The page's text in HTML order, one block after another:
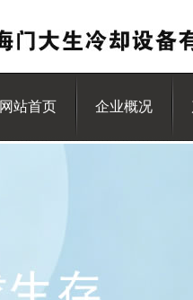
网站首页 企业概况